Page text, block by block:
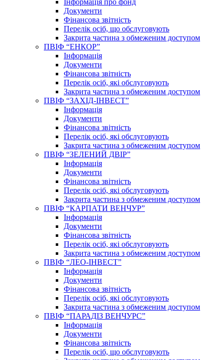
Інформація про фонд
Документи
Фінансова звітність
Перелік осіб, що обслуговують
Закрита частина з обмеженим доступом
ПВІФ “ЕНКОР”
Інформація
Документи
Фінансова звітність
Перелік осіб, які обслуговують
Закрита частина з обмеженим доступом
ПВІФ “ЗАХІД-ІНВЕСТ”
Інформація
Документи
Фінансова звітність
Перелік осіб, які обслуговують
Закрита частина з обмеженим доступом
ПВІФ “ЗЕЛЕНИЙ ДВІР”
Інформація
Документи
Фінансова звітність
Перелік осіб, які обслуговують
Закрита частина з обмеженим доступом
ПВІФ “КАРПАТИ ВЕНЧУР”
Інформація
Документи
Фінансова звітність
Перелік осіб, які обслуговують
Закрита частина з обмеженим доступом
ПВІФ “ЛЕО-ІНВЕСТ”
Інформація
Документи
Фінансова звітність
Перелік осіб, які обслуговують
Закрита частина з обмеженим доступом
ПВІФ “ПАРАДІЗ ВЕНЧУРС”
Інформація
Документи
Фінансова звітність
Перелік осіб, що обслуговують